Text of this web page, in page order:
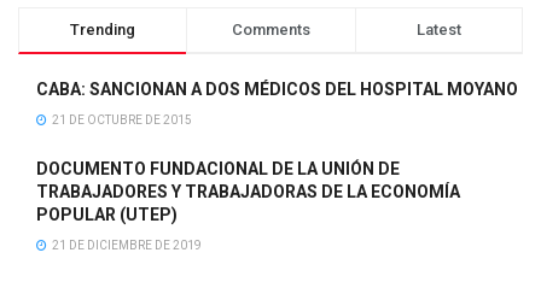
Trending Comments Latest
CABA: SANCIONAN A DOS MÉDICOS DEL HOSPITAL MOYANO
21 DE OCTUBRE DE 2015
DOCUMENTO FUNDACIONAL DE LA UNIÓN DE
TRABAJADORES Y TRABAJADORAS DE LA ECONOMÍA
POPULAR (UTEP)
21 DE DICIEMBRE DE 2019